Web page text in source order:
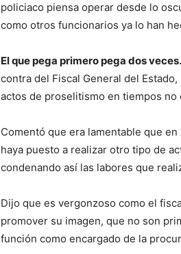
policiaco piensa operar desde lo
como otros funcionarios ya lo han
El que pega primero pega dos
contra del Fiscal General del
actos de proselitismo en tiempos no
Comentó que era lamentable que
haya puesto a realizar otro tipo de
condenando así las labores que
Dijo que es vergonzoso como el
promover su imagen, que no son
función como encargado de la